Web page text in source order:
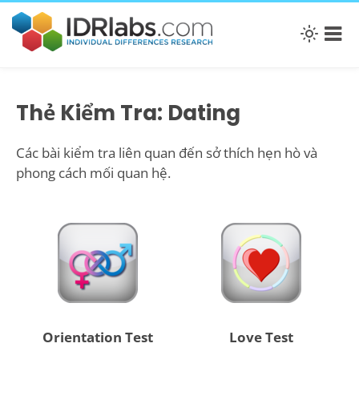
Thẻ Kiểm Tra: Dating
Các bài kiểm tra liên quan đến sở thích hẹn hò và
phong cách mối quan hệ.
Orientation Test Love Test